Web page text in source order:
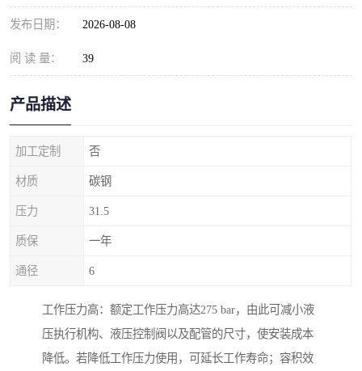
发布日期： 2026-08-08
阅 读 量： 39
产品描述
加工定制 否
材质 碳钢
压力 31.5
质保 一年
通径 6
工作压力高：额定工作压力高达275 bar，由此可减小液
压执行机构、液压控制阀以及配管的尺寸，使安装成本
降低。若降低工作压力使用，可延长工作寿命；容积效